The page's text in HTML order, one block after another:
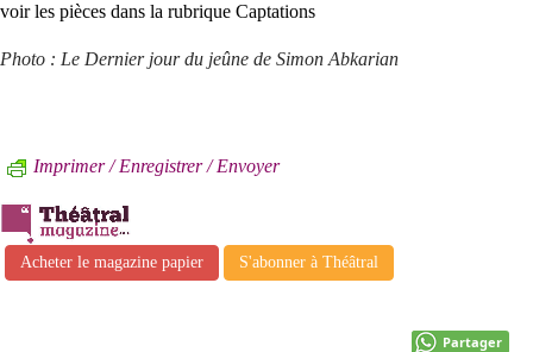
voir les pièces dans la rubrique Captations
Photo : Le Dernier jour du jeûne de Simon Abkarian
Imprimer / Enregistrer / Envoyer
Acheter le magazine papier S'abonner à Théâtral
Partager